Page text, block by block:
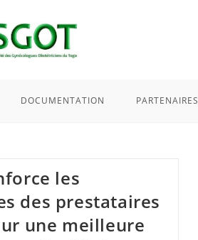
DOCUMENTATION PARTENAIRES
les
des prestataires
une meilleure